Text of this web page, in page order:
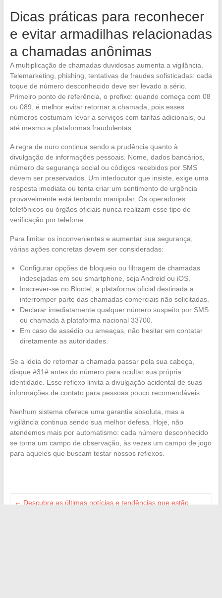
Dicas práticas para reconhecer
e evitar armadilhas relacionadas
a chamadas anônimas
A multiplicação de chamadas duvidosas aumenta a vigilância.
Telemarketing, phishing, tentativas de fraudes sofisticadas: cada
toque de número desconhecido deve ser levado a sério.
Primeiro ponto de referência, o prefixo: quando começa com 08
ou 089, é melhor evitar retornar a chamada, pois esses
números costumam levar a serviços com tarifas adicionais, ou
até mesmo a plataformas fraudulentas.
A regra de ouro continua sendo a prudência quanto à
divulgação de informações pessoais. Nome, dados bancários,
número de segurança social ou códigos recebidos por SMS
devem ser preservados. Um interlocutor que insiste, exige uma
resposta imediata ou tenta criar um sentimento de urgência
provavelmente está tentando manipular. Os operadores
telefônicos ou órgãos oficiais nunca realizam esse tipo de
verificação por telefone.
Para limitar os inconvenientes e aumentar sua segurança,
várias ações concretas devem ser consideradas:
Configurar opções de bloqueio ou filtragem de chamadas
indesejadas em seu smartphone, seja Android ou iOS.
Inscrever-se no Bloctel, a plataforma oficial destinada a
interromper parte das chamadas comerciais não solicitadas.
Declarar imediatamente qualquer número suspeito por SMS
ou chamada à plataforma nacional 33700.
Em caso de assédio ou ameaças, não hesitar em contatar
diretamente as autoridades.
Se a ideia de retornar a chamada passar pela sua cabeça,
disque #31# antes do número para ocultar sua própria
identidade. Esse reflexo limita a divulgação acidental de suas
informações de contato para pessoas pouco recomendáveis.
Nenhum sistema oferece uma garantia absoluta, mas a
vigilância continua sendo sua melhor defesa. Hoje, não
atendemos mais por automatismo: cada número desconhecido
se torna um campo de observação, às vezes um campo de jogo
para aqueles que buscam testar nossos reflexos.
← Descubra as últimas notícias e tendências que estão